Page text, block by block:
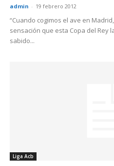
admin - 19 febrero 2012
“Cuando cogimos el ave en
sensación que esta Copa del Rey
sabido...
Liga Acb